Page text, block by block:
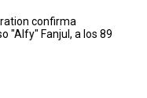
confirma
"Alfy" Fanjul, a los 89